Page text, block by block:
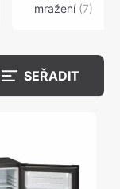
mražení(7)
SEŘADIT